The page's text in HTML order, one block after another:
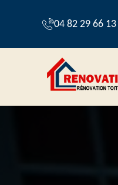
04 82 29 66 13